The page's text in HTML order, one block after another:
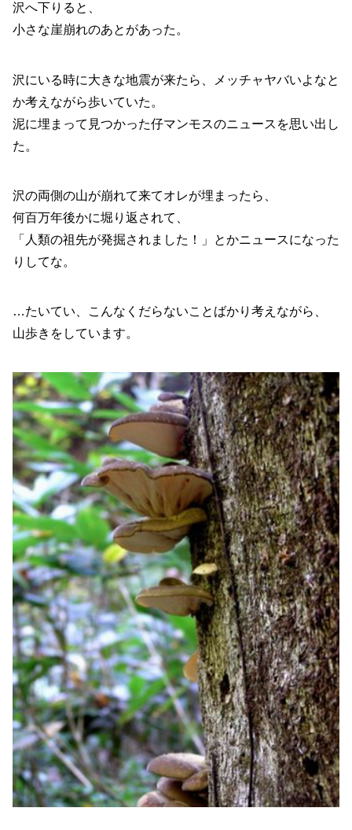
沢へ下りると、
小さな崖崩れのあとがあった。
沢にいる時に大きな地震が来たら、メッチャヤバいよなと
か考えながら歩いていた。
泥に埋まって見つかった仔マンモスのニュースを思い出し
た。
沢の両側の山が崩れて来てオレが埋まったら、
何百万年後かに堀り返されて、
「人類の祖先が発掘されました！」とかニュースになった
りしてな。
…たいてい、こんなくだらないことばかり考えながら、
山歩きをしています。